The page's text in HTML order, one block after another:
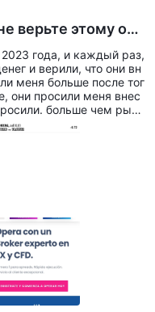
верьте этому онл
2023 года, и каждый раз,
и верили, что они вн
меня больше после тог
они просили меня внес
больше чем рыно
вывести после то
я должен поставит
мой банк это отвергае
и не отвечают
что если бы я был мо
хорошо с вами разговар